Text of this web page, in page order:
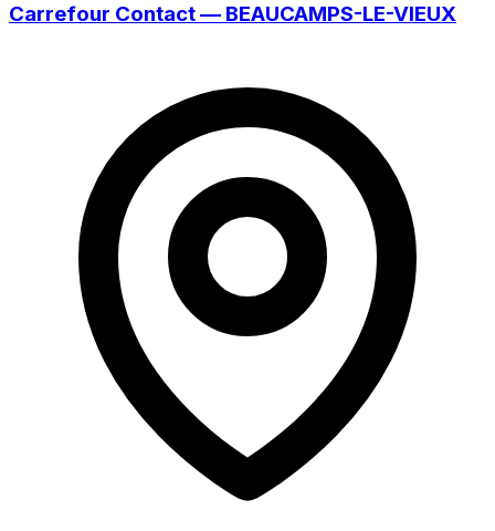
Carrefour Contact — BEAUCAMPS-LE-VIEUX